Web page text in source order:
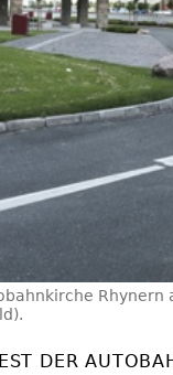
Rhynern
DER